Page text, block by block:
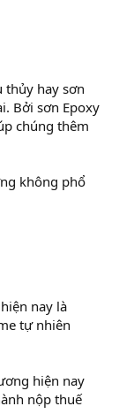
thủy hay sơn
Bởi sơn Epoxy
chúng thêm
không phổ
nay là
tự nhiên
hiện nay
nộp thuế